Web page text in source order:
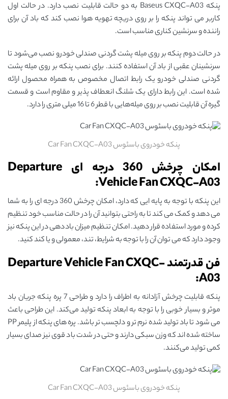
پنکه Baseus CXQC-A03 به دو حالت قابلیت نصب دارد. در حالت اول
کاربر می ‌تواند پنکه را بر روی دریچه تهویه هوا نصب کند که باد آن برای
راننده و سرنشین کناری مناسب است.
در حالت دوم پنکه بر روی میله پشت گردنی صندلی خودرو نصب می‌شود تا
سرنشینان عقبی از باد آن استفاده کنند. برای نصب پنکه بر روی میله پشت
گردنی صندلی خودرو یک رابط اتصال مخصوص به همراه محصول ارائه
شده است. این رابط دارای یک شلنگ انعطاف ‌پذیر و مقاوم است و قسمت
گیره آن قابلیت نصب بر روی میله‌هایی با قطر 6 تا 16 میلی ‌متری را دارد.
پنکه خودروی باسئوس Car Fan CXQC-A03
امکان چرخش 360 درجه ای Departure
Vehicle Fan CXQC-A03:
این پنکه با توجه به پایه ایی که دارد، امکان چرخش 360 درجه ای را به شما
می دهد و کمک می کند تا به راحتی بتوانید آن را در حالت مناسب خود تنظیم
کرده و مورد استفاده قرار دهید. امکان تنظیم میزان باددهی در این پنکه نیز
وجود دارد که می توان آن را با توجه به شرایط، تند، معمولی و یا کند کنید.
فن قدرتمند Departure Vehicle Fan CXQC-
A03:
پنکه قابلیت چرخش آزادانه به اطراف را دارد و طراحی 7 پره پنکه جریان باد
موثر و بسیار خوبی را با توجه به ابعاد پنکه تولید می‌کند. این طراحی باعث
می‌ شود تا باد تولید شده نرم ‌تر و دلچسب ‌تر باشد. پره‌ های پنکه از پلیمر PP
ساخته شده ‌اند که وزن سبکی دارند و حتی در شدت باد قوی نیز صدای بسیار
کمی تولید می‌کنند.
پنکه خودروی باسئوس Car Fan CXQC-A03